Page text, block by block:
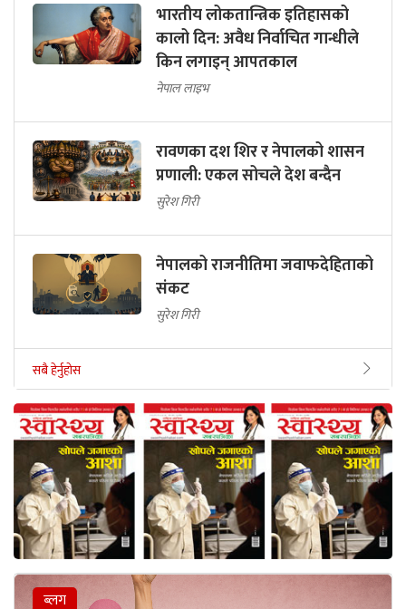
भारतीय लोकतान्त्रिक इतिहासको
कालो दिन: अवैध निर्वाचित गान्धीले
किन लगाइन् आपतकाल
नेपाल लाइभ
रावणका दश शिर र नेपालको शासन
प्रणाली: एकल सोचले देश बन्दैन
सुरेश गिरी
नेपालको राजनीतिमा जवाफदेहिताको
संकट
सुरेश गिरी
सबै हेर्नुहोस
ब्लग